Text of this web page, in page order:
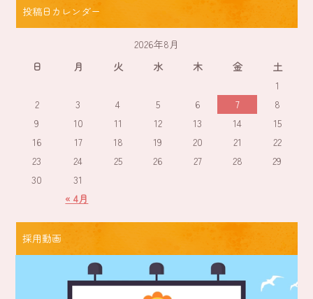
投稿日カレンダー
2026年8月
日
月 火 水 木 金 土
« 4月
1
2
3 4 5 6 7
8
9
10 11 12 13 14
15
16
17 18 19 20 21
22
23
24 25 26 27 28
29
30
31
採用動画